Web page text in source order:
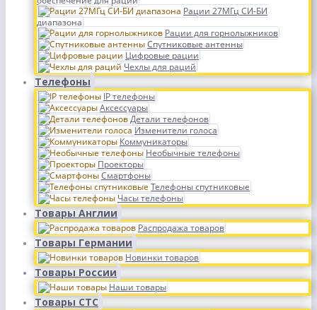
Рации 27МГц СИ-БИ
диапазона
Рации для горнолыжников
Спутниковые антенны
Цифровые рации
Чехлы для раций
Телефоны
IP телефоны
Аксессуары
Детали телефонов
Изменители голоса
Коммуникаторы
Необычные телефоны
Проекторы
Смартфоны
Телефоны спутниковые
Часы телефоны
Товары Англии
Распродажа товаров
Товары Германии
Новинки товаров
Товары России
Наши товары
Товары СТС